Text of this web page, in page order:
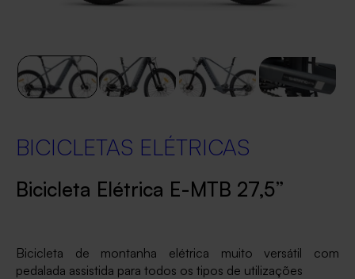
BICICLETAS ELÉTRICAS
Bicicleta Elétrica E-MTB 27,5”
Bicicleta de montanha elétrica muito versátil com
pedalada assistida para todos os tipos de utilizações